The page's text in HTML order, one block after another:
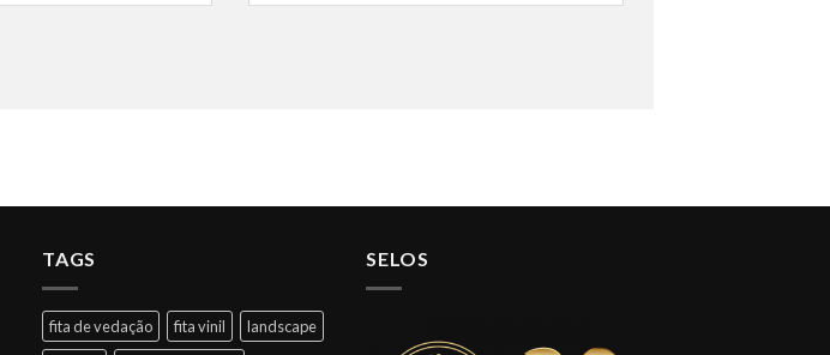
TAGS
fita de vedação fita vinil
landscape
SELOS